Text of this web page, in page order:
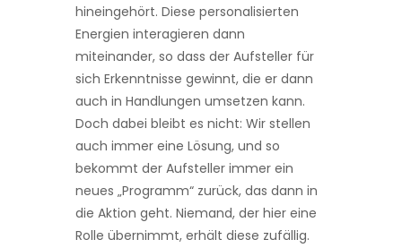
hineingehört. Diese personalisierten
Energien interagieren dann
miteinander, so dass der Aufsteller für
sich Erkennt­nisse gewinnt, die er dann
auch in Handlungen umsetzen kann.
Doch dabei bleibt es nicht: Wir stellen
auch immer eine Lösung, und so
bekommt der Auf­steller immer ein
neues „Programm“ zurück, das dann in
die Aktion geht. Niemand, der hier eine
Rolle übernimmt, erhält diese zufällig.